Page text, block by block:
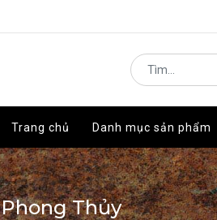
Trang chủ Danh mục sản phẩm
Trang chủ Danh mục sản phẩm
Thủy